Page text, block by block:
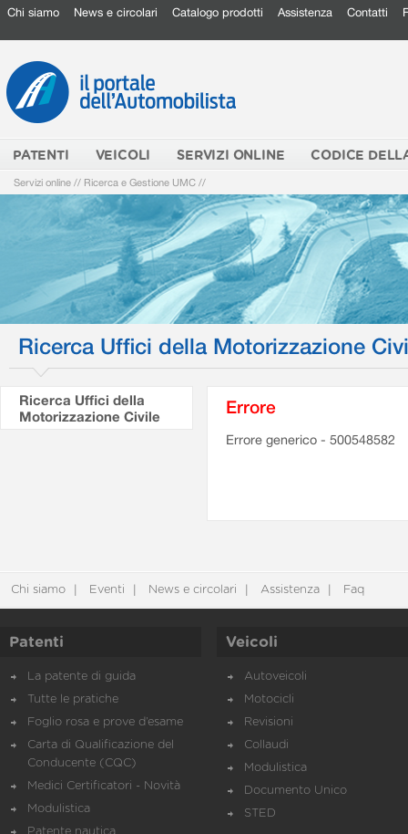
Chi siamo News e circolari Catalogo prodotti Assistenza Contatti
PATENTI VEICOLI SERVIZI ONLINE CODICE
Servizi online // Ricerca e Gestione UMC //
Ricerca Uffici della Motorizzazione
Ricerca Uffici della
Motorizzazione Civile
Errore
Errore generico - 500548582
Chi siamo Eventi News e circolari Assistenza Faq
Patenti
La patente di guida
Tutte le pratiche
Foglio rosa e prove d’esame
Carta di Qualificazione del
Conducente (CQC)
Medici Certificatori - Novità
Modulistica
Veicoli
Autoveicoli
Motocicli
Revisioni
Collaudi
Modulistica
Documento Unico
STED